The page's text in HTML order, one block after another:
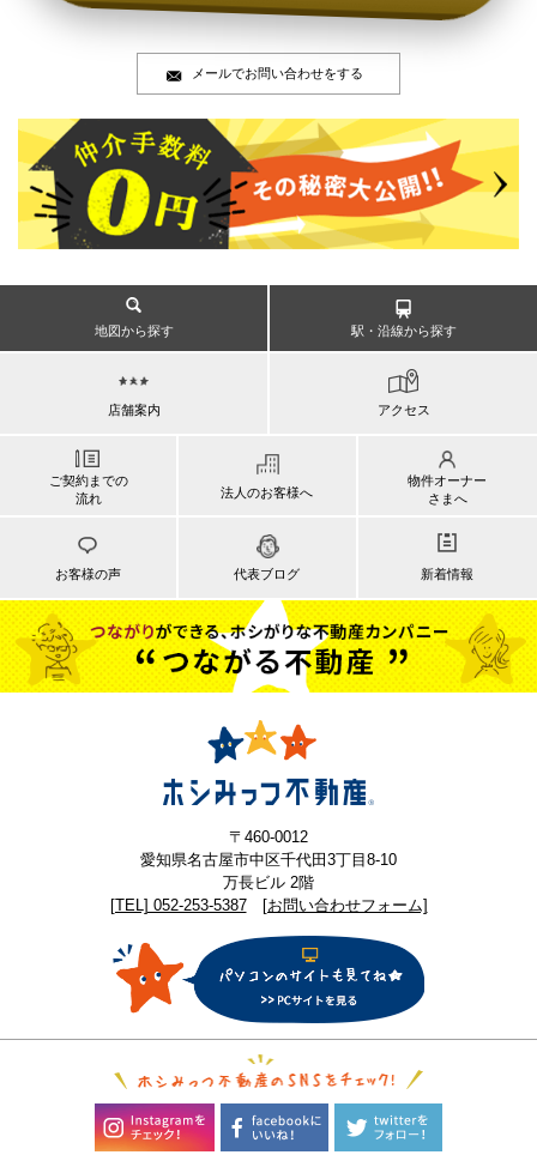
メールでお問い合わせをする
地図から探す 駅・沿線から探す
店舗案内 アクセス
ご契約までの
流れ
法人のお客様へ
物件オーナー
さまへ
お客様の声 代表ブログ 新着情報
〒460-0012
愛知県名古屋市中区千代田3丁目8-10
万長ビル 2階
[TEL] 052-253-5387
[お問い合わせフォーム]